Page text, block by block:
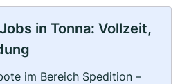
in Tonna: Vollzeit,
im Bereich Spedition –